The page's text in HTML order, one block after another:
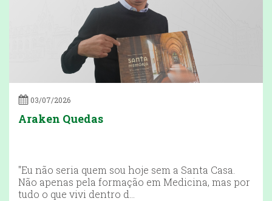
03/07/2026
Araken Quedas
"Eu não seria quem sou hoje sem a Santa Casa.
Não apenas pela formação em Medicina, mas por
tudo o que vivi dentro d...